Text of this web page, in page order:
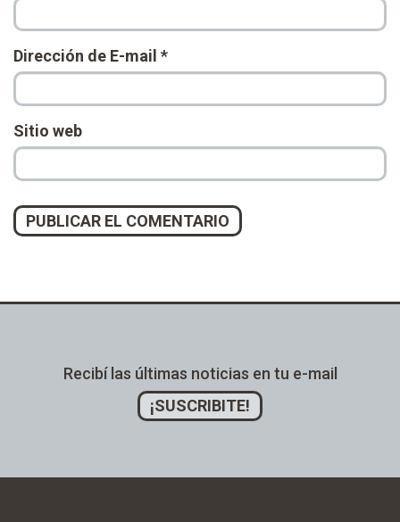
Dirección de E-mail *
Sitio web
Recibí las últimas noticias en tu e-mail
¡SUSCRIBITE!